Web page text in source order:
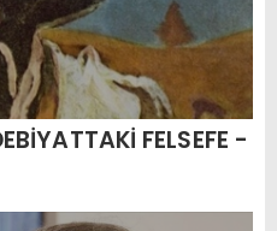
FELSEFE -